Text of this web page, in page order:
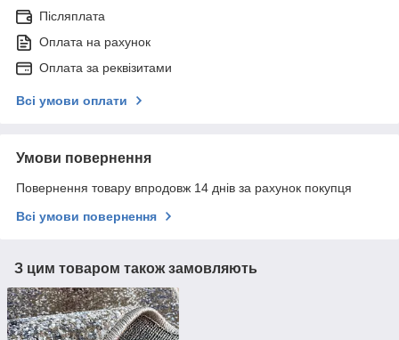
Післяплата
Оплата на рахунок
Оплата за реквізитами
Всі умови оплати
Умови повернення
Повернення товару впродовж 14 днів за рахунок покупця
Всі умови повернення
З цим товаром також замовляють